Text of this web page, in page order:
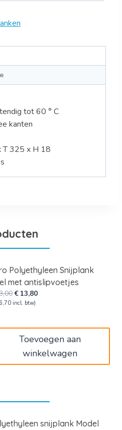
tot 60 ° C
kanten
T 325 x H 18
Polyethyleen Snijplank
met antislipvoetjes
Oorspronkelijke
prijs
€ 13,80Huidige
incl. btw)
Toevoegen aan
winkelwagen
snijplank Model